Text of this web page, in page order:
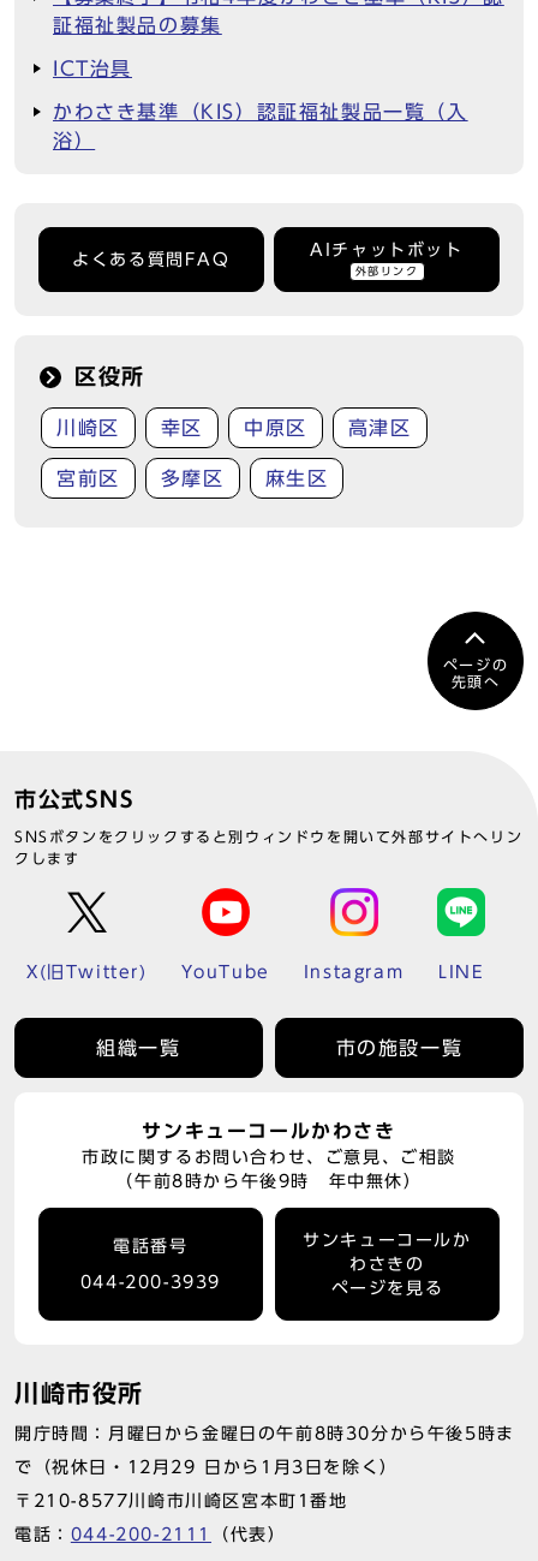
証福祉製品の募集
ICT治具
かわさき基準（KIS）認証福祉製品一覧（入
浴）
よくある質問FAQ
AIチャットボット
外部リンク
区役所
川崎区 幸区 中原区 高津区
宮前区 多摩区 麻生区
ページの
先頭へ
市公式SNS
SNSボタンをクリックすると別ウィンドウを開いて外部サイトへリン
クします
X(旧Twitter) YouTube Instagram LINE
組織一覧 市の施設一覧
サンキューコールかわさき
市政に関するお問い合わせ、ご意見、ご相談
（午前8時から午後9時 年中無休）
電話番号
044-200-3939
サンキューコールか
わさきの
ページを見る
川崎市役所
開庁時間：月曜日から金曜日の午前8時30分から午後5時ま
で（祝休日・12月29 日から1月3日を除く）
〒210-8577川崎市川崎区宮本町1番地
電話： 044-200-2111 （代表）